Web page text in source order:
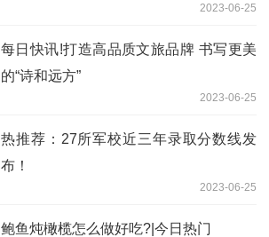
2023-06-25
每日快讯!打造高品质文旅品牌 书写更美
的“诗和远方”
2023-06-25
热推荐：27所军校近三年录取分数线发
布！
2023-06-25
鲍鱼炖橄榄怎么做好吃?|今日热门